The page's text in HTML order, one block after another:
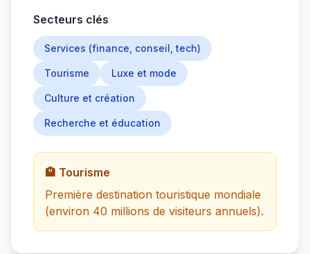
Secteurs clés
Services (finance, conseil, tech)
Tourisme Luxe et mode
Culture et création
Recherche et éducation
🏨 Tourisme
Première destination touristique mondiale
(environ 40 millions de visiteurs annuels).